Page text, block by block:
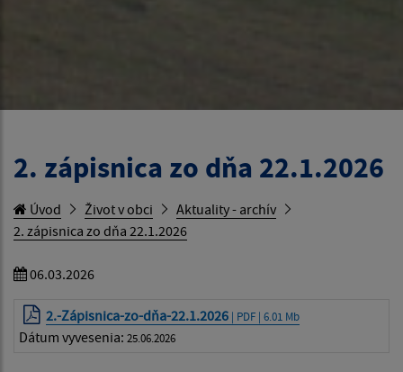
2. zápisnica zo dňa 22.1.2026
Úvod Život v obci
Aktuality - archív
2. zápisnica zo dňa 22.1.2026
06.03.2026
2.-Zápisnica-zo-dňa-22.1.2026 | PDF | 6.01 Mb
Dátum vyvesenia: 25.06.2026